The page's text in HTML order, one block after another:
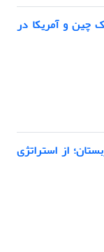
چین و آمریکا در
از استراتژی